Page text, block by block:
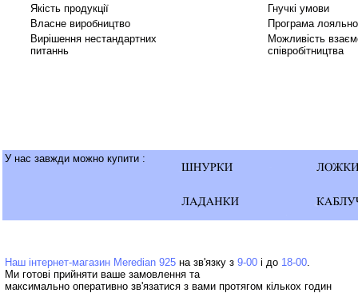
Якість продукції
Гнучкі умови
Власне виробництво
Програма
Вирішення нестандартних
питаннь
Можливість
співробітництва
У нас завжди можно купити :
Наш інтернет-магазин Meredian 925 на зв'язку з 9-00 і до 18-00
Ми готові прийняти ваше замовлення та
максимально оперативно зв'язатися з вами протягом кількох годин